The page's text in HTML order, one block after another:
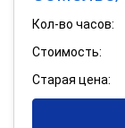
Кол-во часов:
Стоимость:
Старая цена: